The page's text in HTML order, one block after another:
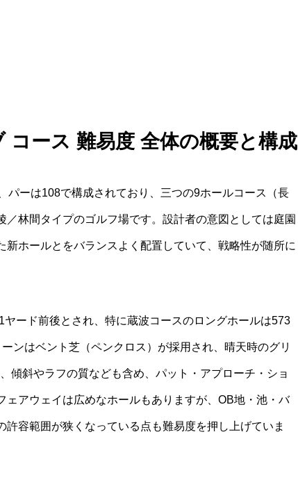
コース 難易度 全体の概要と構成
パーは108で構成されており、三つの9ホールコース（長
林間タイプのゴルフ場です。設計者の意図としては庭園
ホールとをバランスよく配置していて、戦略性が随所に
ード前後とされ、特に蔵波コースのロングホールは573
ンはベント芝（ペンクロス）が採用され、晴天時のグリ
傾斜やラフの質なども含め、パット・アプローチ・ショ
ェアウェイは広めなホールもありますが、OB地・池・バ
容範囲が狭くなっている点も難易度を押し上げていま